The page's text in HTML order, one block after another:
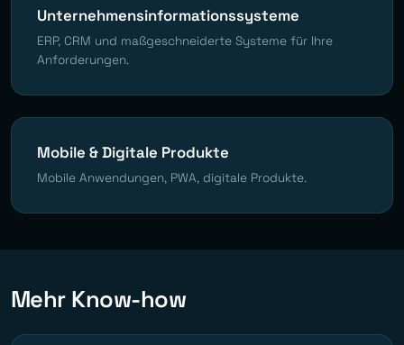
Unternehmensinformationssysteme
ERP, CRM und maßgeschneiderte Systeme für Ihre
Anforderungen.
Mobile & Digitale Produkte
Mobile Anwendungen, PWA, digitale Produkte.
Mehr Know-how